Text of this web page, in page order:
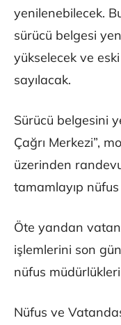
yenilenebilecek.
sürücü belgesi
yükselecek ve
sayılacak.
Sürücü belgesini
Çağrı Merkezi”,
üzerinden
tamamlayıp
Öte yandan
işlemlerini son
nüfus
Nüfus ve